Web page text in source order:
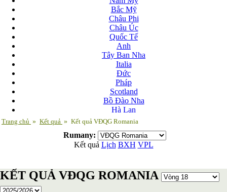
Bắc Mỹ
Châu Phi
Châu Úc
Quốc Tế
Anh
Tây Ban Nha
Italia
Đức
Pháp
Scotland
Bồ Đào Nha
Hà Lan
Nga
Andorra
Armenia
Belarus
Trang chủ » Kết quả » Kết quả VĐQG Romania
Rumany:
Kết quả Lịch BXH VPL
KẾT QUẢ VĐQG ROMANIA